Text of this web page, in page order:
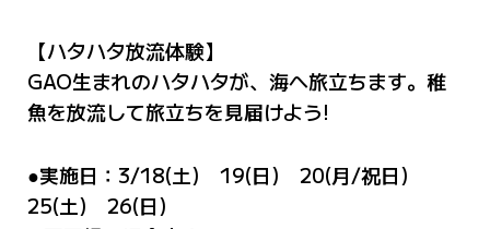
【ハタハタ放流体験】
GAO生まれのハタハタが、海へ旅立ちます。稚
魚を放流して旅立ちを見届けよう!
●実施日：3/18(土) 19(日) 20(月/祝日)
25(土) 26(日)